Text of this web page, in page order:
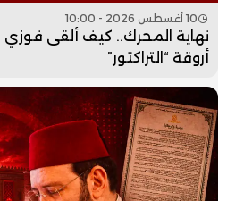
10 أغسطس 2026 - 10:00
نهاية المحرك.. كيف ألقى فوزي
أروقة “التراكتور”